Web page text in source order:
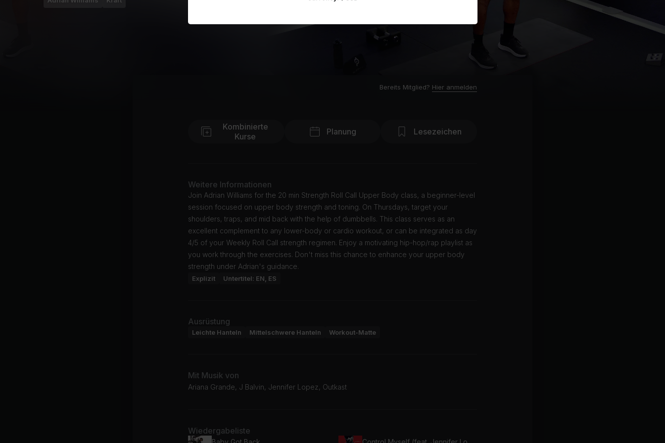
Bereits Mitglied? Hier anmelden
Kombinierte
Kurse
Planung Lesezeichen
Weitere Informationen
Join Adrian Williams for the 20 min Strength Roll Call Upper Body class, a beginner-level
session focused on upper body strength and toning. On Thursdays, target your
shoulders, traps, and mid back with the help of dumbbells. This class serves as an
excellent complement to any lower-body or cardio workout, or can be integrated as day
4/5 of your Weekly Roll Call strength regimen. Enjoy a motivating hip-hop/rap playlist as
you work through the exercises. Don't miss this chance to enhance your upper body
strength under Adrian's guidance.
Explizit Untertitel: EN, ES
Ausrüstung
Leichte Hanteln Mittelschwere Hanteln Workout-Matte
Mit Musik von
Ariana Grande, J Balvin, Jennifer Lopez, Outkast
Wiedergabeliste